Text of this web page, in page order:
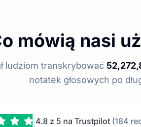
mówią nasi
ludziom transkrybować
notatek głosowych po
4.8 z 5 na Trustpilot (184